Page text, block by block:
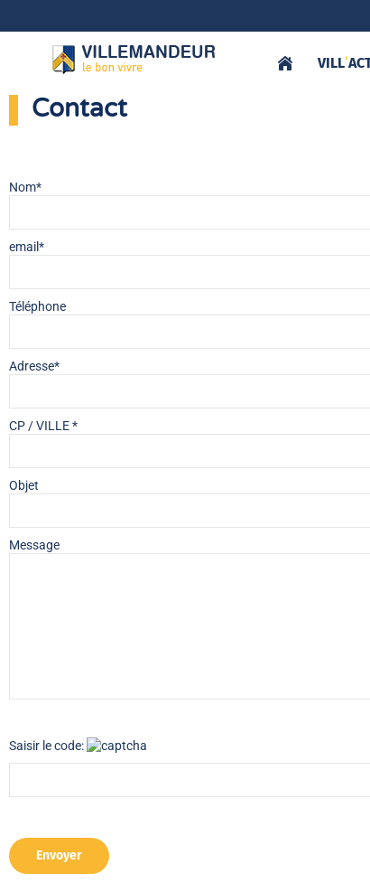
VILL‘
Contact
Nom*
email*
Téléphone
Adresse*
CP / VILLE *
Objet
Message
Saisir le code: